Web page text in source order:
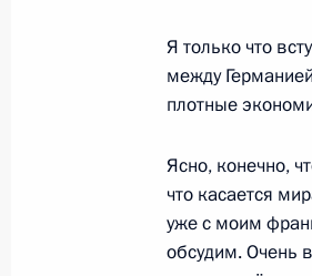
15 февраля в
с
Телефонный
Олафом
Я только что
между
плотные
Ясно, конечно,
что касается
уже с моим
обсудим. Очень